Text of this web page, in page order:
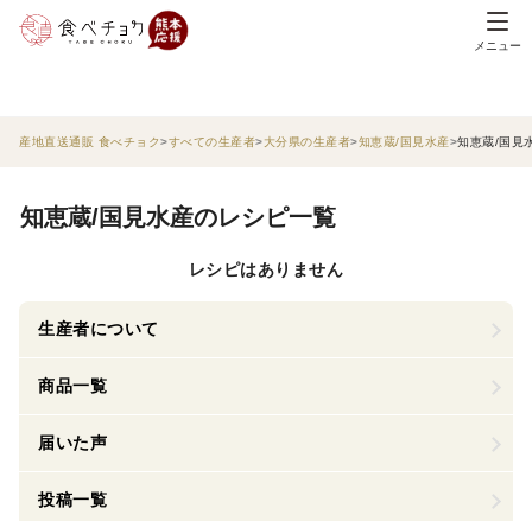
メニュー
産地直送通販 食べチョク すべての生産者 大分県の生産者 知恵蔵/国見水産 知恵蔵/国見
知恵蔵/国見水産のレシピ一覧
レシピはありません
生産者について
商品一覧
届いた声
投稿一覧